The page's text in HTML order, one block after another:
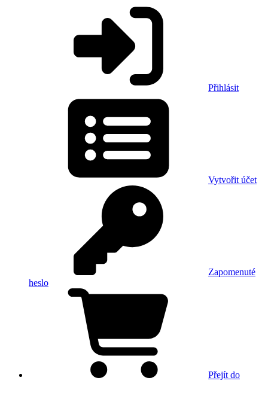
Přihlásit
Vytvořit účet
Zapomenuté
heslo
Přejít do